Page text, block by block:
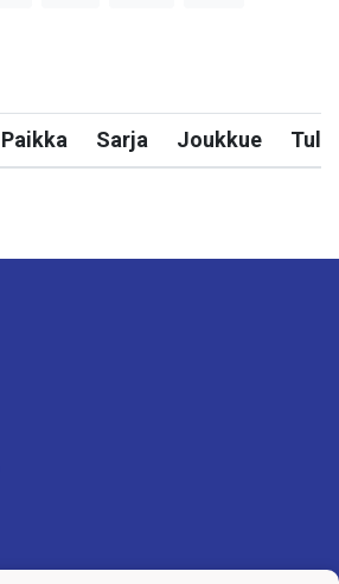
Paikka Sarja Joukkue